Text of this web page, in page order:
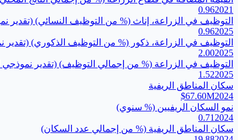
0.962021
التوظيف في الزراعة، إناث (% من التوظيف النسائي) (تقدير
0.962025
التوظيف في الزراعة، ذكور (% من التوظيف الذكوري) (تقدير
2.002025
التوظيف في الزراعة (% من إجمالي التوظيف) (تقدير نموذجي
1.522025
سكان المناطق الريفية
$67.60M2024
نمو السكان الريفيين (% سنوي)
0.71 2024
سكان المناطق الريفية (% من إجمالي عدد السكان)